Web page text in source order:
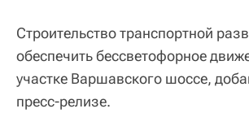
Строительство транспортной
обеспечить бессветофорное
участке Варшавского шоссе,
пресс-релизе.